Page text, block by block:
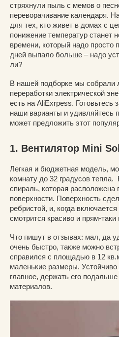
стряхнули пыль с мемов о
переворачивание календаря.
для тех, кто живет в домах с
понижение температур станет
времени, который надо просто
дней выпало больше – надо
ли?
В нашей подборке мы собрали
переработки электрической
есть на AliExrpess. Готовьтесь
наши варианты и удивляйтесь
может предложить этот
1. Вентилятор Mini
Легкая и бюджетная модель,
комнату до 32 градусов тепла.
спираль, которая
поверхности. Поверхность
ребристой, и, когда
смотрится красиво и прям-таки
Что пишут в отзывах: мал, да
очень быстро, также можно
справился с площадью в 12
маленькие размеры.
главное, держать его подальше
материалов.